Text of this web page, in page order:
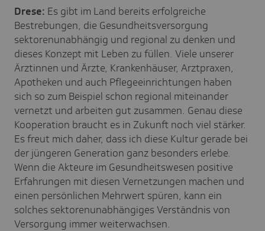
Drese: Es gibt im Land bereits erfolgreiche
Bestrebungen, die Gesundheitsversorgung
sektorenunabhängig und regional zu denken und
dieses Konzept mit Leben zu füllen. Viele unserer
Ärztinnen und Ärzte, Krankenhäuser, Arztpraxen,
Apotheken und auch Pflegeeinrichtungen haben
sich so zum Beispiel schon regional miteinander
vernetzt und arbeiten gut zusammen. Genau diese
Kooperation braucht es in Zukunft noch viel stärker.
Es freut mich daher, dass ich diese Kultur gerade bei
der jüngeren Generation ganz besonders erlebe.
Wenn die Akteure im Gesundheitswesen positive
Erfahrungen mit diesen Vernetzungen machen und
einen persönlichen Mehrwert spüren, kann ein
solches sektorenunabhängiges Verständnis von
Versorgung immer weiterwachsen.